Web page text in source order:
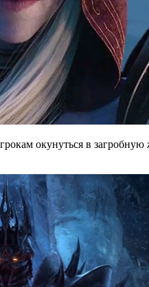
окунуться в